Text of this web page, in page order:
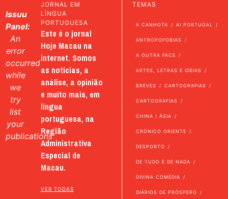
Issuu
Panel:
An
error
occurred
while
we
try
list
your
publications
JORNAL EM
LÍNGUA
PORTUGUESA
Este é o jornal
Hoje Macau na
internet. Somos
as notícias, a
análise, a opinião
e muito mais, em
língua
portuguesa, na
Região
Administrativa
Especial de
Macau.
VER TODAS
TEMAS
A CANHOTA AI PORTUGAL
ANTROPOFOBIAS
A OUTRA FACE
ARTES, LETRAS E IDEIAS
BREVES CARTOGRAFIAS
CARTOGRAFIAS
CHINA / ÁSIA
CRÓNICO ORIENTE
DESPORTO
DE TUDO E DE NADA
DIVINA COMÉDIA
DIÁRIOS DE PRÓSPERO